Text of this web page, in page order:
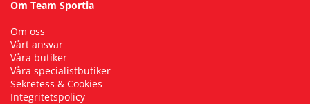
Om Team Sportia
Om oss
Vårt ansvar
Våra butiker
Våra specialistbutiker
Sekretess & Cookies
Integritetspolicy